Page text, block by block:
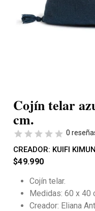
Cojín telar
cm.
0
CREADOR: KUIFI KIMUN
$49.990
Cojín telar.
Medidas: 60 x 40
Creador: Eliana